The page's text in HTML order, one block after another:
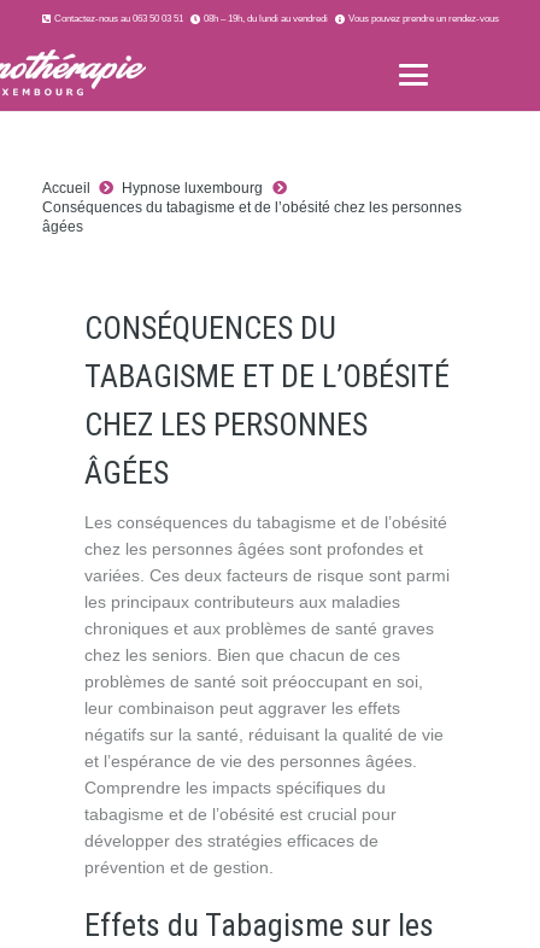
Contactez-nous au 063 50 03 51 08h – 19h, du lundi au vendredi Vous pouvez prendre un rendez-vous
Accueil
Hypnose luxembourg
Conséquences du tabagisme et de l’obésité chez les personnes
âgées
CONSÉQUENCES DU
TABAGISME ET DE L’OBÉSITÉ
CHEZ LES PERSONNES
ÂGÉES
Les conséquences du tabagisme et de l’obésité
chez les personnes âgées sont profondes et
variées. Ces deux facteurs de risque sont parmi
les principaux contributeurs aux maladies
chroniques et aux problèmes de santé graves
chez les seniors. Bien que chacun de ces
problèmes de santé soit préoccupant en soi,
leur combinaison peut aggraver les effets
négatifs sur la santé, réduisant la qualité de vie
et l’espérance de vie des personnes âgées.
Comprendre les impacts spécifiques du
tabagisme et de l’obésité est crucial pour
développer des stratégies efficaces de
prévention et de gestion.
Effets du Tabagisme sur les